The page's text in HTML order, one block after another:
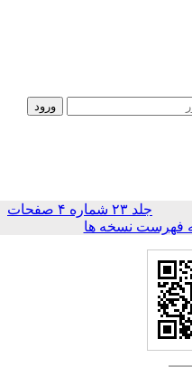
جلد ۲۳ شماره ۴ صفحات
نسخه ها